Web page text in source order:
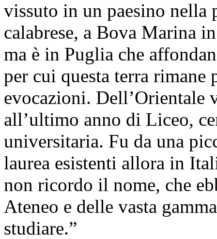
vissuto in un paesino nella
calabrese, a Bova Marina
ma è in Puglia che
per cui questa terra
evocazioni. Dell’Orientale
all’ultimo anno di Liceo,
universitaria. Fu da una
laurea esistenti allora in
non ricordo il nome, che
Ateneo e delle vasta
studiare.”